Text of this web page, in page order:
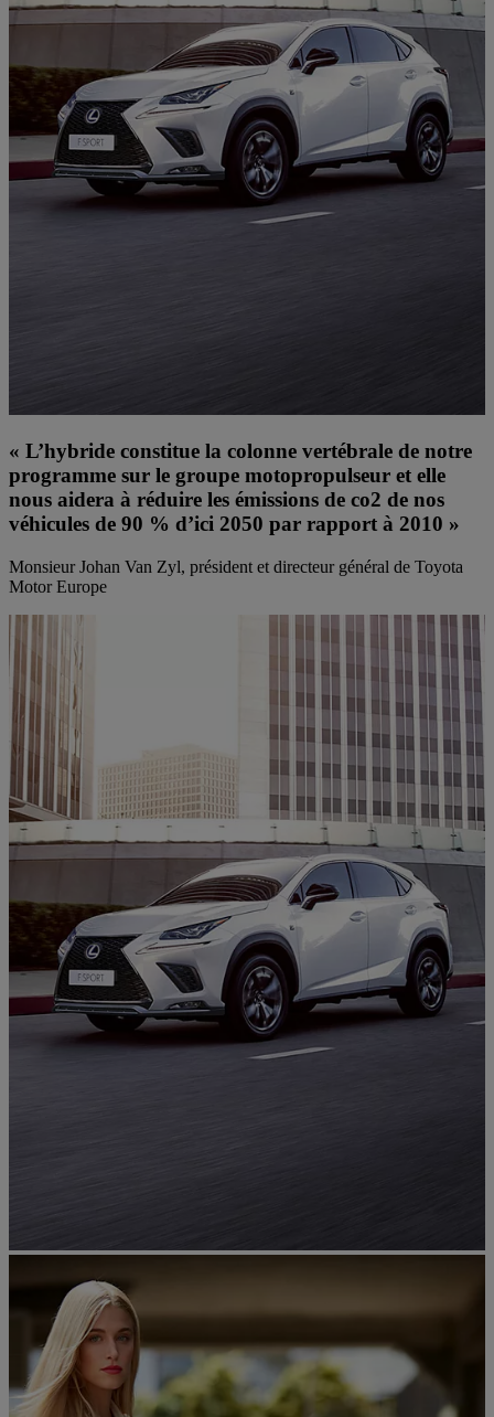
« L’hybride constitue la colonne vertébrale de notre
programme sur le groupe motopropulseur et elle
nous aidera à réduire les émissions de co2 de nos
véhicules de 90 % d’ici 2050 par rapport à 2010 »
Monsieur Johan Van Zyl, président et directeur général de Toyota
Motor Europe